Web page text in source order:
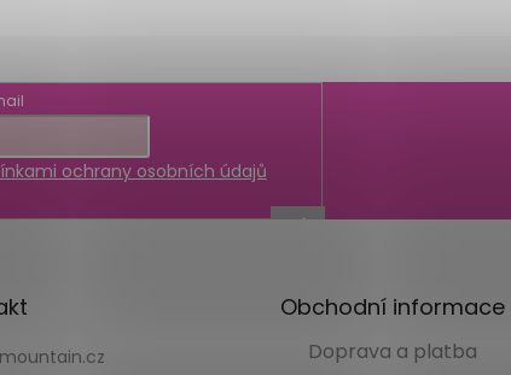
ochrany osobních údajů
Obchodní informace
Doprava a platba